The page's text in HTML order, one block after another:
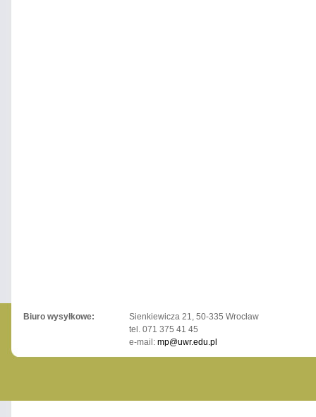
Biuro wysyłkowe:
Sienkiewicza 21, 50-335 Wrocław
tel. 071 375 41 45
e-mail: mp@uwr.edu.pl